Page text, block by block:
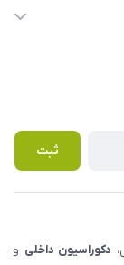
ثبت
دکوراسیون داخلی و